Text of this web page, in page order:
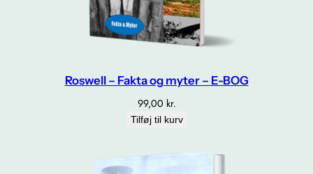
Roswell – Fakta og myter – E-BOG
99,00 kr.
Tilføj til kurv